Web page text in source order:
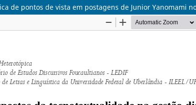
de pontos de vista em postagens de Junior Yanomami